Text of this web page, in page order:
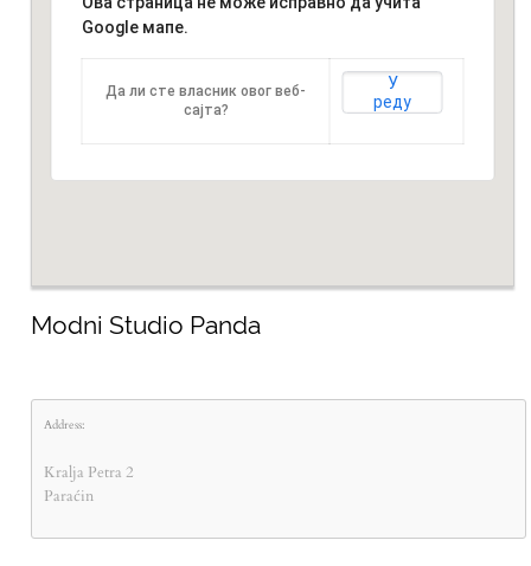
Google мапе.
Да ли сте власник овог веб-
сајта?
У
реду
Modni Studio Panda
Address:
Kralja Petra 2
Paraćin